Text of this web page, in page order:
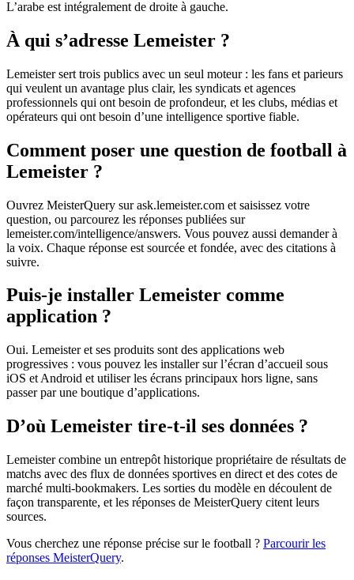
L’arabe est intégralement de droite à gauche.
À qui s’adresse Lemeister ?
Lemeister sert trois publics avec un seul moteur : les fans et parieurs
qui veulent un avantage plus clair, les syndicats et agences
professionnels qui ont besoin de profondeur, et les clubs, médias et
opérateurs qui ont besoin d’une intelligence sportive fiable.
Comment poser une question de football à
Lemeister ?
Ouvrez MeisterQuery sur ask.lemeister.com et saisissez votre
question, ou parcourez les réponses publiées sur
lemeister.com/intelligence/answers. Vous pouvez aussi demander à
la voix. Chaque réponse est sourcée et fondée, avec des citations à
suivre.
Puis-je installer Lemeister comme
application ?
Oui. Lemeister et ses produits sont des applications web
progressives : vous pouvez les installer sur l’écran d’accueil sous
iOS et Android et utiliser les écrans principaux hors ligne, sans
passer par une boutique d’applications.
D’où Lemeister tire-t-il ses données ?
Lemeister combine un entrepôt historique propriétaire de résultats de
matchs avec des flux de données sportives en direct et des cotes de
marché multi-bookmakers. Les sorties du modèle en découlent de
façon transparente, et les réponses de MeisterQuery citent leurs
sources.
Vous cherchez une réponse précise sur le football ? Parcourir les
réponses MeisterQuery.